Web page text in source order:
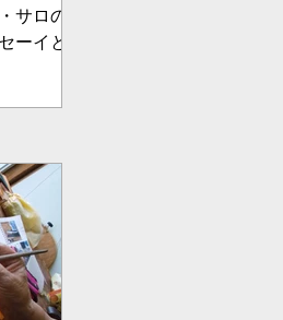
サロのヴィ
ーイとな